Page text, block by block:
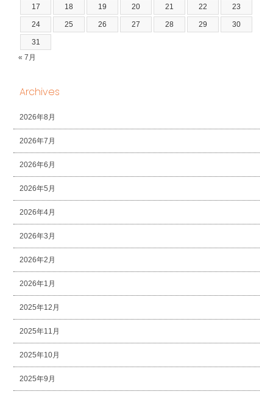
17 18 19 20 21 22 23
24 25 26 27 28 29 30
31
« 7月
Archives
2026年8月
2026年7月
2026年6月
2026年5月
2026年4月
2026年3月
2026年2月
2026年1月
2025年12月
2025年11月
2025年10月
2025年9月